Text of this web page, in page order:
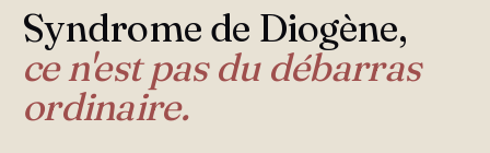
Syndrome de Diogène,
ce n'est pas du débarras
ordinaire.